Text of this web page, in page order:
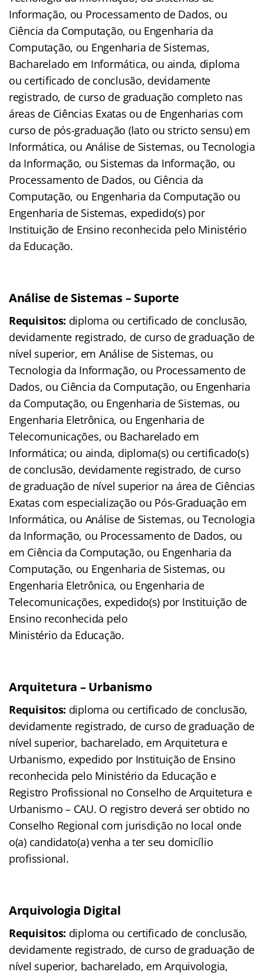
Informação, ou Processamento de Dados, ou
Ciência da Computação, ou Engenharia da
Computação, ou Engenharia de Sistemas,
Bacharelado em Informática, ou ainda, diploma
ou certificado de conclusão, devidamente
registrado, de curso de graduação completo nas
áreas de Ciências Exatas ou de Engenharias com
curso de pós-graduação (lato ou stricto sensu) em
Informática, ou Análise de Sistemas, ou Tecnologia
da Informação, ou Sistemas da Informação, ou
Processamento de Dados, ou Ciência da
Computação, ou Engenharia da Computação ou
Engenharia de Sistemas, expedido(s) por
Instituição de Ensino reconhecida pelo Ministério
da Educação.
Análise de Sistemas – Suporte
Requisitos: diploma ou certificado de conclusão,
devidamente registrado, de curso de graduação de
nível superior, em Análise de Sistemas, ou
Tecnologia da Informação, ou Processamento de
Dados, ou Ciência da Computação, ou Engenharia
da Computação, ou Engenharia de Sistemas, ou
Engenharia Eletrônica, ou Engenharia de
Telecomunicações, ou Bacharelado em
Informática; ou ainda, diploma(s) ou certificado(s)
de conclusão, devidamente registrado, de curso
de graduação de nível superior na área de Ciências
Exatas com especialização ou Pós-Graduação em
Informática, ou Análise de Sistemas, ou Tecnologia
da Informação, ou Processamento de Dados, ou
em Ciência da Computação, ou Engenharia da
Computação, ou Engenharia de Sistemas, ou
Engenharia Eletrônica, ou Engenharia de
Telecomunicações, expedido(s) por Instituição de
Ensino reconhecida pelo
Ministério da Educação.
Arquitetura – Urbanismo
Requisitos: diploma ou certificado de conclusão,
devidamente registrado, de curso de graduação de
nível superior, bacharelado, em Arquitetura e
Urbanismo, expedido por Instituição de Ensino
reconhecida pelo Ministério da Educação e
Registro Profissional no Conselho de Arquitetura e
Urbanismo – CAU. O registro deverá ser obtido no
Conselho Regional com jurisdição no local onde
o(a) candidato(a) venha a ter seu domicílio
profissional.
Arquivologia Digital
Requisitos: diploma ou certificado de conclusão,
devidamente registrado, de curso de graduação de
nível superior, bacharelado, em Arquivologia,